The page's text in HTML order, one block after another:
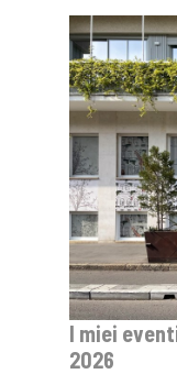
I miei
2026